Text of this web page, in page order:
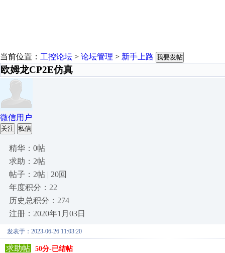
当前位置： 工控论坛 > 论坛管理 > 新手上路 我要发帖
欧姆龙CP2E仿真
微信用户
关注 私信
精华：0帖
求助：2帖
帖子：2帖 | 20回
年度积分：22
历史总积分：274
注册：2020年1月03日
发表于：2023-06-26 11:03:20
求助帖 50分-已结帖